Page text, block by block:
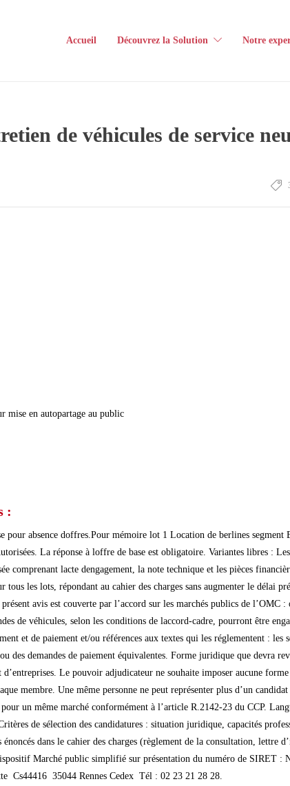
Accueil Découvrez la Solution Notre
de véhicules de service
mise en autopartage au public
:
absence doffres.Pour mémoire lot 1 Location de berlines segment
La réponse à loffre de base est obligatoire. Variantes libres :
comprenant lacte dengagement, la note technique et les pièces
les lots, répondant au cahier des charges sans augmenter le délai
avis est couverte par l’accord sur les marchés publics de
de véhicules, selon les conditions de laccord-cadre, pourront être
et de paiement et/ou références aux textes qui les réglementent : les
des demandes de paiement équivalentes. Forme juridique que devra
Le pouvoir adjudicateur ne souhaite imposer aucune
membre. Une même personne ne peut représenter plus d’un
un même marché conformément à l’article R.2142-23 du CCP.
de sélection des candidatures : situation juridique, capacités
dans le cahier des charges (règlement de la consultation,
Marché public simplifié sur présentation du numéro de SIRET
Cs44416  35044 Rennes Cedex  Tél : 02 23 21 28 28.